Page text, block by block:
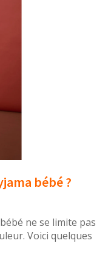
bébé ?
ne se limite pas
Voici quelques